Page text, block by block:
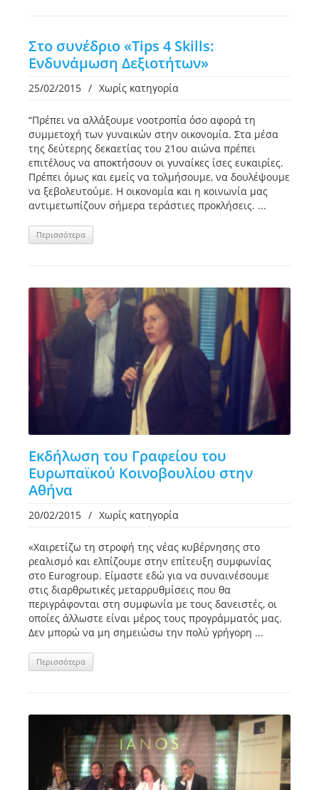
Στο συνέδριο «Τips 4 Skills:
Ενδυνάμωση Δεξιοτήτων»
25/02/2015 / Χωρίς κατηγορία
“Πρέπει να αλλάξουμε νοοτροπία όσο αφορά τη
συμμετοχή των γυναικών στην οικονομία. Στα μέσα
της δεύτερης δεκαετίας του 21ου αιώνα πρέπει
επιτέλους να αποκτήσουν οι γυναίκες ίσες ευκαιρίες.
Πρέπει όμως και εμείς να τολμήσουμε, να δουλέψουμε
να ξεβολευτούμε. Η οικονομία και η κοινωνία μας
αντιμετωπίζουν σήμερα τεράστιες προκλήσεις. ...
Περισσότερα
Εκδήλωση του Γραφείου του
Ευρωπαϊκού Κοινοβουλίου στην
Αθήνα
20/02/2015 / Χωρίς κατηγορία
«Χαιρετίζω τη στροφή της νέας κυβέρνησης στο
ρεαλισμό και ελπίζουμε στην επίτευξη συμφωνίας
στο Eurogroup. Είμαστε εδώ για να συναινέσουμε
στις διαρθρωτικές μεταρρυθμίσεις που θα
περιγράφονται στη συμφωνία με τους δανειστές, οι
οποίες άλλωστε είναι μέρος τους προγράμματός μας.
Δεν μπορώ να μη σημειώσω την πολύ γρήγορη ...
Περισσότερα